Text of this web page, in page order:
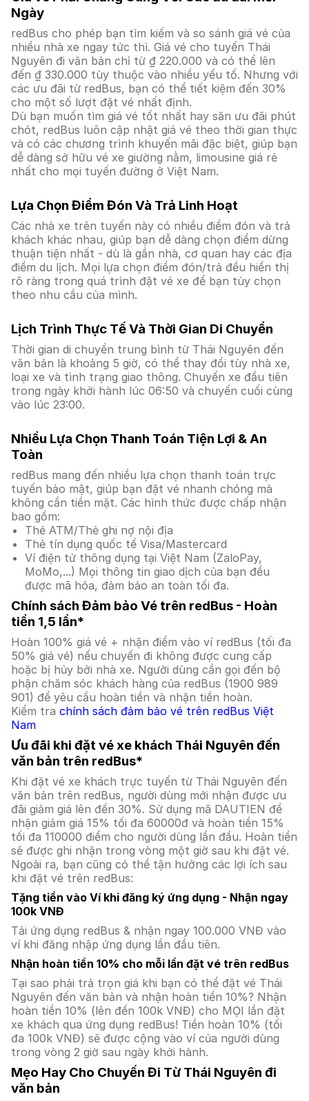
Ngày
redBus cho phép bạn tìm kiếm và so sánh giá vé của
nhiều nhà xe ngay tức thì. Giá vé cho tuyến Thái
Nguyên đi văn bản chỉ từ ₫ 220.000 và có thể lên
đến ₫ 330.000 tùy thuộc vào nhiều yếu tố. Nhưng với
các ưu đãi từ redBus, bạn có thể tiết kiệm đến 30%
cho một số lượt đặt vé nhất định.
Dù bạn muốn tìm giá vé tốt nhất hay săn ưu đãi phút
chót, redBus luôn cập nhật giá vé theo thời gian thực
và có các chương trình khuyến mãi đặc biệt, giúp bạn
dễ dàng sở hữu vé xe giường nằm, limousine giá rẻ
nhất cho mọi tuyến đường ở Việt Nam.
Lựa Chọn Điểm Đón Và Trả Linh Hoạt
Các nhà xe trên tuyến này có nhiều điểm đón và trả
khách khác nhau, giúp bạn dễ dàng chọn điểm dừng
thuận tiện nhất - dù là gần nhà, cơ quan hay các địa
điểm du lịch. Mọi lựa chọn điểm đón/trả đều hiển thị
rõ ràng trong quá trình đặt vé xe để bạn tùy chọn
theo nhu cầu của mình.
Lịch Trình Thực Tế Và Thời Gian Di Chuyển
Thời gian di chuyển trung bình từ Thái Nguyên đến
văn bản là khoảng 5 giờ, có thể thay đổi tùy nhà xe,
loại xe và tình trạng giao thông. Chuyến xe đầu tiên
trong ngày khởi hành lúc 06:50 và chuyến cuối cùng
vào lúc 23:00.
Nhiều Lựa Chọn Thanh Toán Tiện Lợi & An
Toàn
redBus mang đến nhiều lựa chọn thanh toán trực
tuyến bảo mật, giúp bạn đặt vé nhanh chóng mà
không cần tiền mặt. Các hình thức được chấp nhận
bao gồm:
Thẻ ATM/Thẻ ghi nợ nội địa
Thẻ tín dụng quốc tế Visa/Mastercard
Ví điện tử thông dụng tại Việt Nam (ZaloPay,
MoMo,...) Mọi thông tin giao dịch của bạn đều
được mã hóa, đảm bảo an toàn tối đa.
Chính sách Đảm bảo Vé trên redBus - Hoàn
tiền 1,5 lần*
Hoàn 100% giá vé + nhận điểm vào ví redBus (tối đa
50% giá vé) nếu chuyến đi không được cung cấp
hoặc bị hủy bởi nhà xe. Người dùng cần gọi đến bộ
phận chăm sóc khách hàng của redBus (1900 989
901) để yêu cầu hoàn tiền và nhận tiền hoàn.
Kiểm tra chính sách đảm bảo vé trên redBus Việt
Nam
Ưu đãi khi đặt vé xe khách Thái Nguyên đến
văn bản trên redBus*
Khi đặt vé xe khách trực tuyến từ Thái Nguyên đến
văn bản trên redBus, người dùng mới nhận được ưu
đãi giảm giá lên đến 30%. Sử dụng mã DAUTIEN để
nhận giảm giá 15% tối đa 60000đ và hoàn tiền 15%
tối đa 110000 điểm cho người dùng lần đầu. Hoàn tiền
sẽ được ghi nhận trong vòng một giờ sau khi đặt vé.
Ngoài ra, bạn cũng có thể tận hưởng các lợi ích sau
khi đặt vé trên redBus:
Tặng tiền vào Ví khi đăng ký ứng dụng - Nhận ngay
100k VNĐ
Tải ứng dụng redBus & nhận ngay 100.000 VNĐ vào
ví khi đăng nhập ứng dụng lần đầu tiên.
Nhận hoàn tiền 10% cho mỗi lần đặt vé trên redBus
Tại sao phải trả trọn giá khi bạn có thể đặt vé Thái
Nguyên đến văn bản và nhận hoàn tiền 10%? Nhận
hoàn tiền 10% (lên đến 100k VNĐ) cho MỌI lần đặt
xe khách qua ứng dụng redBus! Tiền hoàn 10% (tối
đa 100k VNĐ) sẽ được cộng vào ví của người dùng
trong vòng 2 giờ sau ngày khởi hành.
Mẹo Hay Cho Chuyến Đi Từ Thái Nguyên đi
văn bản